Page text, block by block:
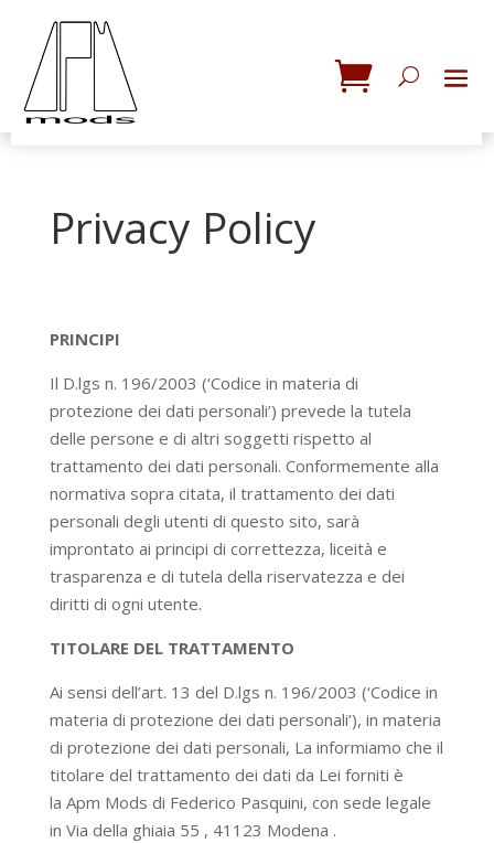
Privacy Policy
PRINCIPI
Il D.lgs n. 196/2003 (‘Codice in materia di
protezione dei dati personali’) prevede la tutela
delle persone e di altri soggetti rispetto al
trattamento dei dati personali. Conformemente alla
normativa sopra citata, il trattamento dei dati
personali degli utenti di questo sito, sarà
improntato ai principi di correttezza, liceità e
trasparenza e di tutela della riservatezza e dei
diritti di ogni utente.
TITOLARE DEL TRATTAMENTO
Ai sensi dell’art. 13 del D.lgs n. 196/2003 (‘Codice in
materia di protezione dei dati personali’), in materia
di protezione dei dati personali, La informiamo che il
titolare del trattamento dei dati da Lei forniti è
la Apm Mods di Federico Pasquini, con sede legale
in Via della ghiaia 55 , 41123 Modena .